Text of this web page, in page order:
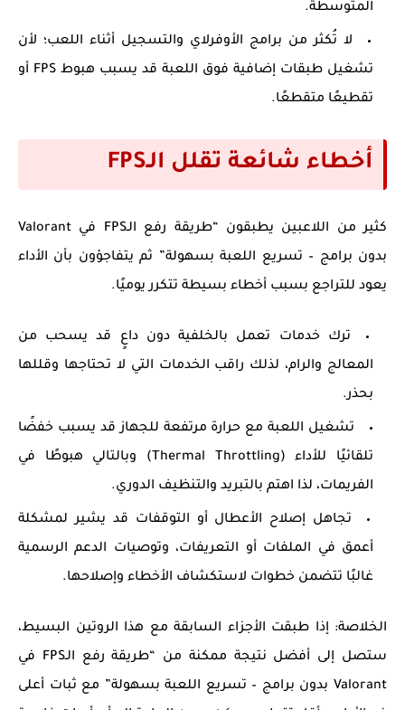
المتوسطة.
لا تُكثر من برامج الأوفرلاي والتسجيل أثناء اللعب؛ لأن
تشغيل طبقات إضافية فوق اللعبة قد يسبب هبوط FPS أو
تقطيعًا متقطعًا.
أخطاء شائعة تقلل الـFPS
كثير من اللاعبين يطبقون “طريقة رفع الـFPS في Valorant
بدون برامج – تسريع اللعبة بسهولة” ثم يتفاجؤون بأن الأداء
يعود للتراجع بسبب أخطاء بسيطة تتكرر يوميًا.
ترك خدمات تعمل بالخلفية دون داعٍ قد يسحب من
المعالج والرام، لذلك راقب الخدمات التي لا تحتاجها وقللها
بحذر.
تشغيل اللعبة مع حرارة مرتفعة للجهاز قد يسبب خفضًا
تلقائيًا للأداء (Thermal Throttling) وبالتالي هبوطًا في
الفريمات، لذا اهتم بالتبريد والتنظيف الدوري.
تجاهل إصلاح الأعطال أو التوقفات قد يشير لمشكلة
أعمق في الملفات أو التعريفات، وتوصيات الدعم الرسمية
غالبًا تتضمن خطوات لاستكشاف الأخطاء وإصلاحها.
الخلاصة: إذا طبقت الأجزاء السابقة مع هذا الروتين البسيط،
ستصل إلى أفضل نتيجة ممكنة من “طريقة رفع الـFPS في
Valorant بدون برامج – تسريع اللعبة بسهولة” مع ثبات أعلى